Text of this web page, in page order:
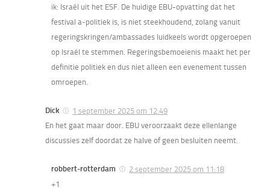
ik: Israël uit het ESF. De huidige EBU-opvatting dat het
festival a-politiek is, is niet steekhoudend, zolang vanuit
regeringskringen/ambassades luidkeels wordt opgeroepen
op Israël te stemmen. Regeringsbemoeienis maakt het per
definitie politiek en dus niet alleen een evenement tussen
omroepen.
Dick
1 september 2025 om 12:49
En het gaat maar door. EBU veroorzaakt deze ellenlange
discussies zelf doordat ze halve of geen besluiten neemt.
robbert-rotterdam
2 september 2025 om 11:18
+1